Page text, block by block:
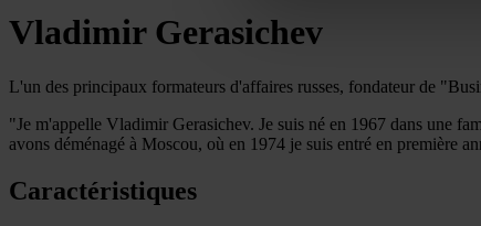
Vladimir Gerasichev
L'un des principaux formateurs d'affaires russes, fondateur de
"Je m'appelle Vladimir Gerasichev. Je suis né en 1967 dans une
avons déménagé à Moscou, où en 1974 je suis entré en première
Caractéristiques